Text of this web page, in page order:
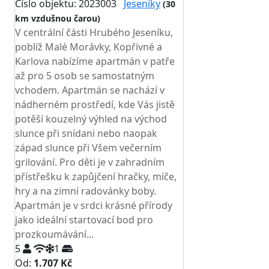
Číslo objektu: 2023003 Jeseníky (30
km vzdušnou čarou)
V centrální části Hrubého Jeseníku,
poblíž Malé Morávky, Kopřivné a
Karlova nabízíme apartmán v patře
až pro 5 osob se samostatným
vchodem. Apartmán se nachází v
nádherném prostředí, kde Vás jistě
potěší kouzelný výhled na východ
slunce při snídani nebo naopak
západ slunce při Všem večerním
grilování. Pro děti je v zahradním
přístřešku k zapůjčení hračky, míče,
hry a na zimní radovánky boby.
Apartmán je v srdci krásné přírody
jako ideální startovací bod pro
prozkoumávání...
5
1
Od: 1.707 Kč